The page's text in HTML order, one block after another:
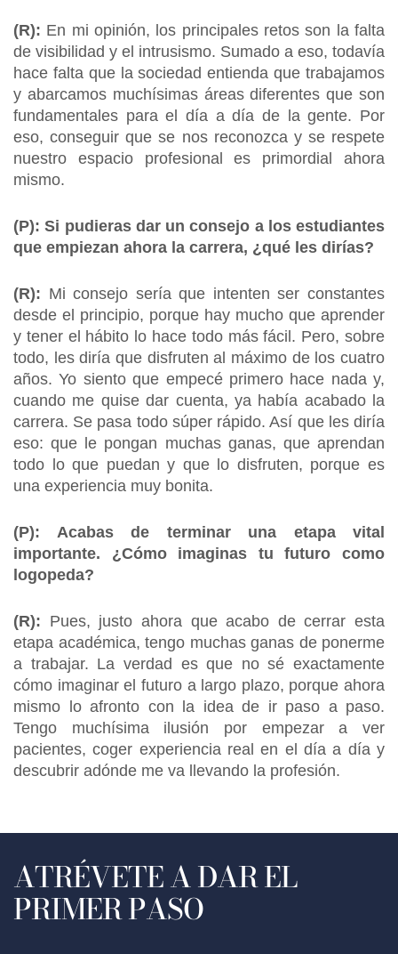
(R): En mi opinión, los principales retos son la falta
de visibilidad y el intrusismo. Sumado a eso, todavía
hace falta que la sociedad entienda que trabajamos
y abarcamos muchísimas áreas diferentes que son
fundamentales para el día a día de la gente. Por
eso, conseguir que se nos reconozca y se respete
nuestro espacio profesional es primordial ahora
mismo.
(P): Si pudieras dar un consejo a los estudiantes
que empiezan ahora la carrera, ¿qué les dirías?
(R): Mi consejo sería que intenten ser constantes
desde el principio, porque hay mucho que aprender
y tener el hábito lo hace todo más fácil. Pero, sobre
todo, les diría que disfruten al máximo de los cuatro
años. Yo siento que empecé primero hace nada y,
cuando me quise dar cuenta, ya había acabado la
carrera. Se pasa todo súper rápido. Así que les diría
eso: que le pongan muchas ganas, que aprendan
todo lo que puedan y que lo disfruten, porque es
una experiencia muy bonita.
(P): Acabas de terminar una etapa vital
importante. ¿Cómo imaginas tu futuro como
logopeda?
(R): Pues, justo ahora que acabo de cerrar esta
etapa académica, tengo muchas ganas de ponerme
a trabajar. La verdad es que no sé exactamente
cómo imaginar el futuro a largo plazo, porque ahora
mismo lo afronto con la idea de ir paso a paso.
Tengo muchísima ilusión por empezar a ver
pacientes, coger experiencia real en el día a día y
descubrir adónde me va llevando la profesión.
ATRÉVETE A DAR EL
PRIMER PASO